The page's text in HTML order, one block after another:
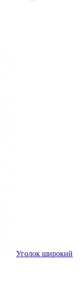
Уголок широкий